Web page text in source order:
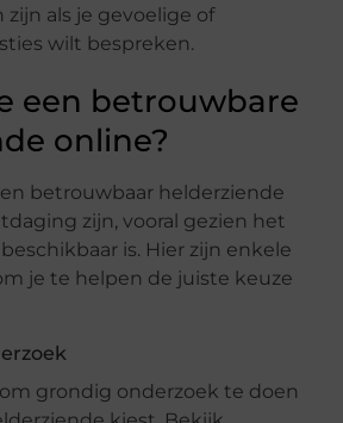
als je gevoelige of
wilt bespreken.
een betrouwbare
online?
betrouwbaar helderziende
zijn, vooral gezien het
is. Hier zijn enkele
je te helpen de juiste keuze
grondig onderzoek te doen